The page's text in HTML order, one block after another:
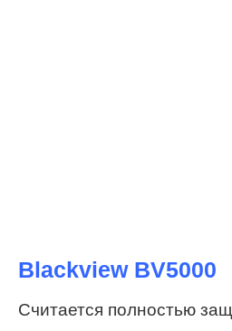
Blackview BV5000
Считается полностью